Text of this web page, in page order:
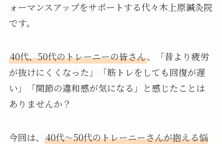
ォーマンスアップをサポートする代々木上原鍼灸院
です。
40代、50代のトレーニーの皆さん、「昔より疲労
が抜けにくくなった」「筋トレをしても回復が遅
い」「関節の違和感が気になる」と感じたことは
ありませんか？
今回は、 40代～50代のトレーニーさんが抱える悩